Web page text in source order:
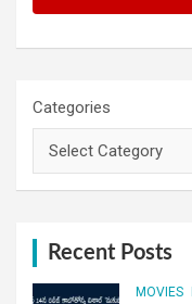
Categories
Recent Posts
MOVIES